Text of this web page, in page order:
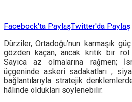
Facebook'ta PaylaşTwitter'da Paylaş
Dürziler, Ortadoğu’nun karmaşık
gözden kaçan, ancak kritik bir rol
Sayıca az olmalarına rağmen;
üçgeninde askeri sadakatları ,
bağlantılarıyla stratejik
hâlinde oldukları söylenebilir.